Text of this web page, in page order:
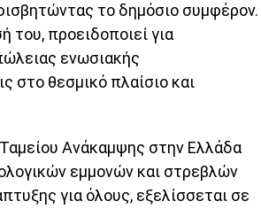
το δημόσιο συμφέρον.
του, προειδοποιεί για
ενωσιακής
στο θεσμικό πλαίσιο και
Ταμείου Ανάκαμψης στην Ελλάδα
εμμονών και στρεβλών
για όλους, εξελίσσεται σε